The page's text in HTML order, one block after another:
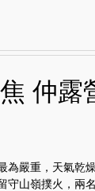
仲露
為嚴重，天氣乾
山嶺撲火，兩